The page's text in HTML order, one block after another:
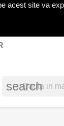
search
acest site va